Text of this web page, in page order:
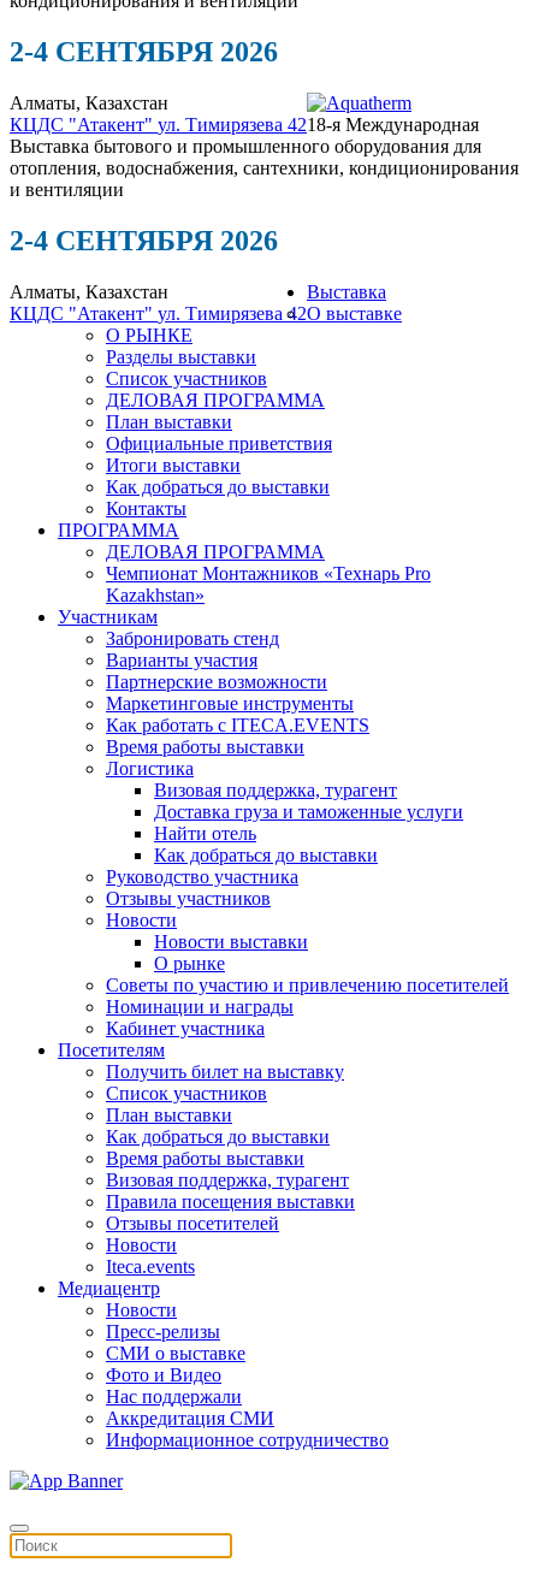
2-4 СЕНТЯБРЯ 2026
Алматы, Казахстан
КЦДС "Атакент" ул. Тимирязева 4218-я Международная
Выставка бытового и промышленного оборудования для
отопления, водоснабжения, сантехники, кондиционирования
и вентиляции
2-4 СЕНТЯБРЯ 2026
Алматы, Казахстан
КЦДС "Атакент" ул. Тимирязева 42
Выставка
О выставке
О РЫНКЕ
Разделы выставки
Список участников
ДЕЛОВАЯ ПРОГРАММА
План выставки
Официальные приветствия
Итоги выставки
Как добраться до выставки
Контакты
ПРОГРАММА
ДЕЛОВАЯ ПРОГРАММА
Чемпионат Монтажников «Технарь Pro
Kazakhstan»
Участникам
Забронировать стенд
Варианты участия
Партнерские возможности
Маркетинговые инструменты
Как работать с ITECA.EVENTS
Время работы выставки
Логистика
Визовая поддержка, турагент
Доставка груза и таможенные услуги
Найти отель
Как добраться до выставки
Руководство участника
Отзывы участников
Новости
Новости выставки
О рынке
Советы по участию и привлечению посетителей
Номинации и награды
Кабинет участника
Посетителям
Получить билет на выставку
Список участников
План выставки
Как добраться до выставки
Время работы выставки
Визовая поддержка, турагент
Правила посещения выставки
Отзывы посетителей
Новости
Iteca.events
Медиацентр
Новости
Пресс-релизы
СМИ о выставке
Фото и Видео
Нас поддержали
Аккредитация СМИ
Информационное сотрудничество